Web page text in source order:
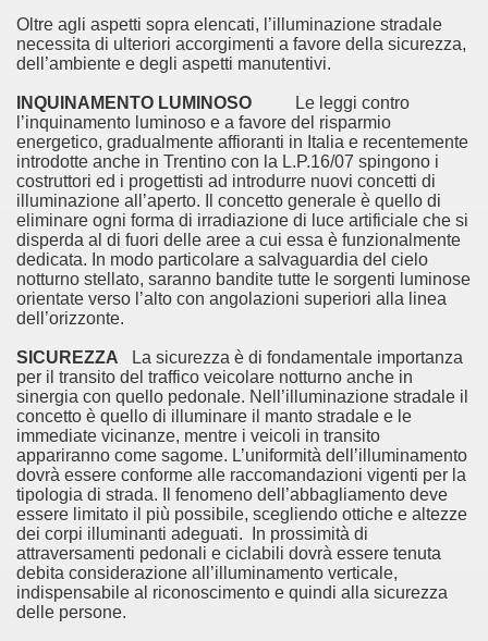
Oltre agli aspetti sopra elencati, l’illuminazione stradale
necessita di ulteriori accorgimenti a favore della sicurezza,
dell’ambiente e degli aspetti manutentivi.
INQUINAMENTO LUMINOSO
Le leggi contro
l’inquinamento luminoso e a favore del risparmio
energetico, gradualmente affioranti in Italia e recentemente
introdotte anche in Trentino con la L.P.16/07 spingono i
costruttori ed i progettisti ad introdurre nuovi concetti di
illuminazione all’aperto. Il concetto generale è quello di
eliminare ogni forma di irradiazione di luce artificiale che si
disperda al di fuori delle aree a cui essa è funzionalmente
dedicata. In modo particolare a salvaguardia del cielo
notturno stellato, saranno bandite tutte le sorgenti luminose
orientate verso l’alto con angolazioni superiori alla linea
dell’orizzonte.
SICUREZZA
La sicurezza è di fondamentale importanza
per il transito del traffico veicolare notturno anche in
sinergia con quello pedonale. Nell’illuminazione stradale il
concetto è quello di illuminare il manto stradale e le
immediate vicinanze, mentre i veicoli in transito
appariranno come sagome. L’uniformità dell’illuminamento
dovrà essere conforme alle raccomandazioni vigenti per la
tipologia di strada. Il fenomeno dell’abbagliamento deve
essere limitato il più possibile, scegliendo ottiche e altezze
dei corpi illuminanti adeguati. In prossimità di
attraversamenti pedonali e ciclabili dovrà essere tenuta
debita considerazione all’illuminamento verticale,
indispensabile al riconoscimento e quindi alla sicurezza
delle persone.